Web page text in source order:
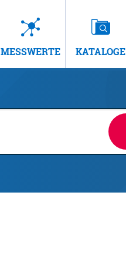
MESSWERTE KATALOGE